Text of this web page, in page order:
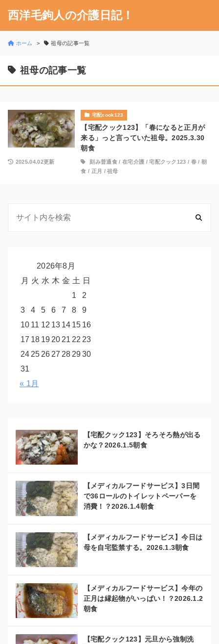
西洋毛鉤人の介護日記！
ホーム 祖母の記事一覧
祖母の記事一覧
宅配cook123
【宅配クック123】「春になると正月が
来る」っと言っていた祖母。2025.3.30
朝食
2025.04.02更新 刻み普通食/ 在宅介護 /宅配クック123 / 春 /朝
食 / 正月 /祖母
2026年8月
月 火 水 木 金 土 日
1
2
3
4 5 6 7 8
9
10 11 12 13 14 15 16
17 18 19 20 21 22 23
24 25 26 27 28 2930
31
« 1月
【宅配クック123】そろそろ熱が出る
かな？2026.1.5朝食
【メディカルフードサービス】3日間
で36ロールのトイレットペーパーを
消費！？2026.1.4朝食
【メディカルフードサービス】今日は
母を自宅監禁する。2026.1.3朝食
【メディカルフードサービス】今年の
正月は縁起物がいっぱい！？2026.1.2
朝食
【宅配クック123】元旦から強制洗